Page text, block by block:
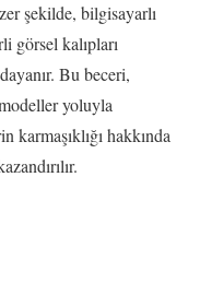
şekilde, bilgisayarlı
görsel kalıpları
Bu beceri,
yoluyla
hakkında